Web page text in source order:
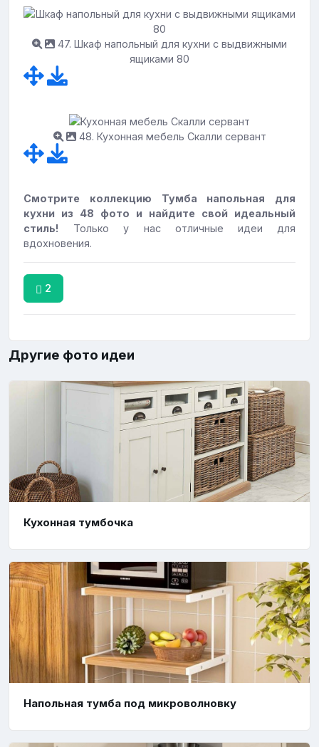
47. Шкаф напольный для кухни с выдвижными
ящиками 80
48. Кухонная мебель Скалли сервант
Смотрите коллекцию Тумба напольная для
кухни из 48 фото и найдите свой идеальный
стиль!
Только у нас отличные идеи для
вдохновения.
2
Другие фото идеи
Кухонная тумбочка
Напольная тумба под микроволновку